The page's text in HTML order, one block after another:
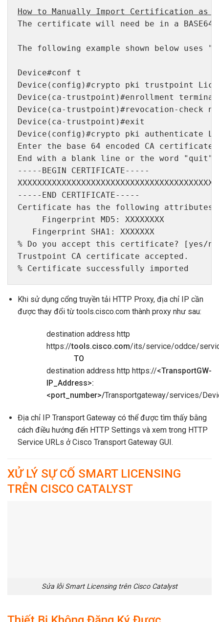
How to Manually Import Certification as
The certificate will need be in a
The following example shown below uses
Device#conf t
Device(config)#crypto pki trustpoint
Device(ca-trustpoint)#enrollment
Device(ca-trustpoint)#revocation-check
Device(ca-trustpoint)#exit
Device(config)#crypto pki authenticate
Enter the base 64 encoded CA
End with a blank line or the word
-----BEGIN CERTIFICATE-----
-----END CERTIFICATE-----
Certificate has the following
Fingerprint MD5: XXXXXXXX
   Fingerprint SHA1: XXXXXXX
% Do you accept this certificate? [yes/
Trustpoint CA certificate accepted.
% Certificate successfully imported
Khi sử dụng cổng truyền tải HTTP Proxy, địa chỉ IP cần
được thay đổi từ tools.cisco.com thành proxy như sau:
destination address http
https://tools.cisco.com/its/service/oddce/
TO
destination address http https://<TransportGW-
IP_Address>:
<port_number>/Transportgateway/services/
Địa chỉ IP Transport Gateway có thể được tìm thấy bằng
cách điều hướng đến HTTP Settings và xem trong HTTP
Service URLs ở Cisco Transport Gateway GUI.
XỬ LÝ SỰ CỐ SMART LICENSING
TRÊN CISCO CATALYST
được tạo trên Cisco Smart Software Manager on-prem, cần